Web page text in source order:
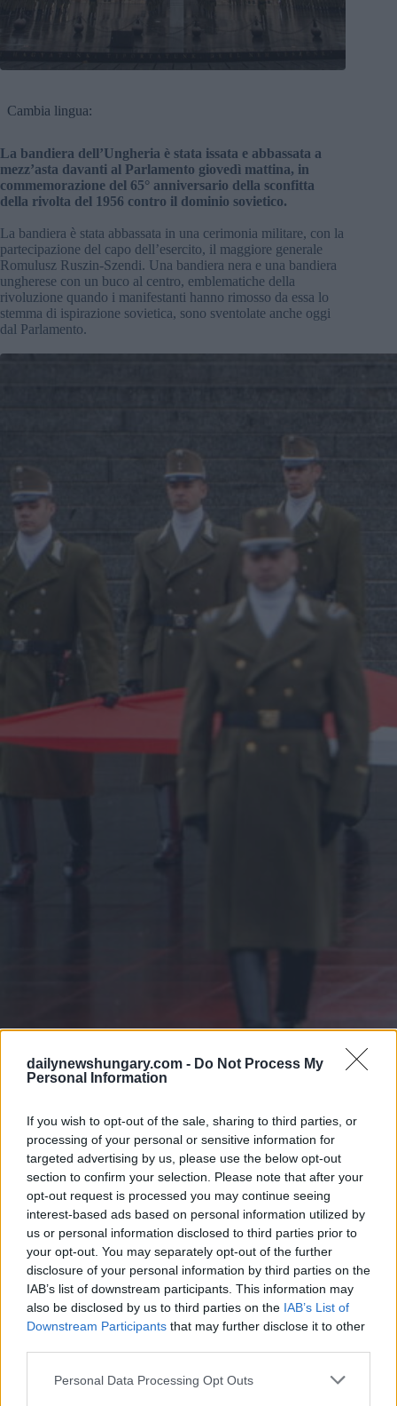
dailynewshungary.com - Do Not Process My
Personal Information
If you wish to opt-out of the sale, sharing to third parties, or
processing of your personal or sensitive information for
targeted advertising by us, please use the below opt-out
section to confirm your selection. Please note that after your
opt-out request is processed you may continue seeing
interest-based ads based on personal information utilized by
us or personal information disclosed to third parties prior to
your opt-out. You may separately opt-out of the further
disclosure of your personal information by third parties on the
IAB’s list of downstream participants. This information may
also be disclosed by us to third parties on the IAB’s List of
Downstream Participants that may further disclose it to other
Please note that this website/app uses one or more Google
Personal Data Processing Opt Outs
Cambia lingua:
La bandiera dell’Ungheria è stata issata e abbassata a
mezz’asta davanti al Parlamento giovedì mattina, in
commemorazione del 65° anniversario della sconfitta
della rivolta del 1956 contro il dominio sovietico.
La bandiera è stata abbassata in una cerimonia militare, con la
partecipazione del capo dell’esercito, il maggiore generale
Romulusz Ruszin-Szendi. Una bandiera nera e una bandiera
ungherese con un buco al centro, emblematiche della
rivoluzione quando i manifestanti hanno rimosso da essa lo
stemma di ispirazione sovietica, sono sventolate anche oggi
dal Parlamento.
Durante tutta la giornata si terranno commemorazioni nel lotto
301 del cimitero pubblico di Rákoskeresztúr dove furono
sepolti i rivoluzionari.
Gli eventi si concluderanno con un concerto nella Basilica di
Santo Stefano in serata.
FM Szijjártó: L’Ungheria fu tradita nel 1956